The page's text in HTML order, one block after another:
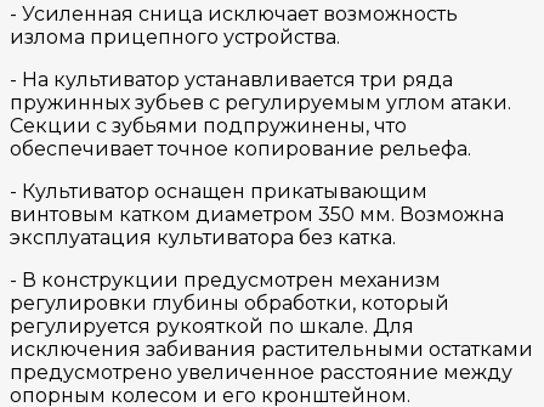
- Усиленная сница исключает возможность
излома прицепного устройства.
- На культиватор устанавливается три ряда
пружинных зубьев с регулируемым углом атаки.
Секции с зубьями подпружинены, что
обеспечивает точное копирование рельефа.
- Культиватор оснащен прикатывающим
винтовым катком диаметром 350 мм. Возможна
эксплуатация культиватора без катка.
- В конструкции предусмотрен механизм
регулировки глубины обработки, который
регулируется рукояткой по шкале. Для
исключения забивания растительными остатками
предусмотрено увеличенное расстояние между
опорным колесом и его кронштейном.